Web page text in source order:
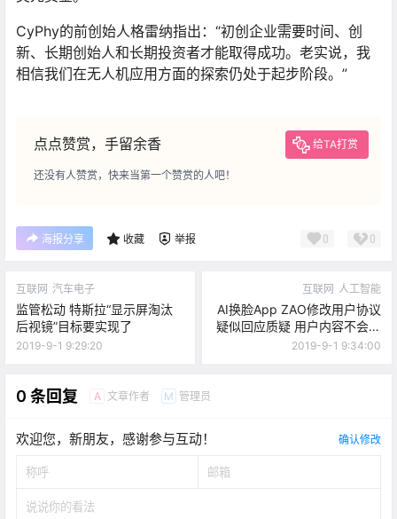
CyPhy的前创始人格雷纳指出：“初创企业需要时间、创
新、长期创始人和长期投资者才能取得成功。老实说，我
相信我们在无人机应用方面的探索仍处于起步阶段。”
点点赞赏，手留余香 给TA打赏
还没有人赞赏，快来当第一个赞赏的人吧！
海报分享 收藏 举报 0 0
互联网 汽车电子
监管松动 特斯拉“显示屏淘汰
后视镜”目标要实现了
2019-9-1 9:29:20
互联网 人工智能
AI换脸App ZAO修改用户协议
疑似回应质疑 用户内容不会用
作他用
2019-9-1 9:34:00
0 条回复 A 文章作者 M 管理员
欢迎您，新朋友，感谢参与互动！ 确认修改